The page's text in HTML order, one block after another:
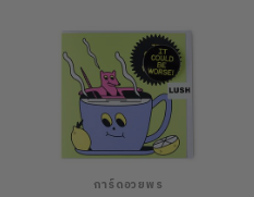
การ์ดอวยพร